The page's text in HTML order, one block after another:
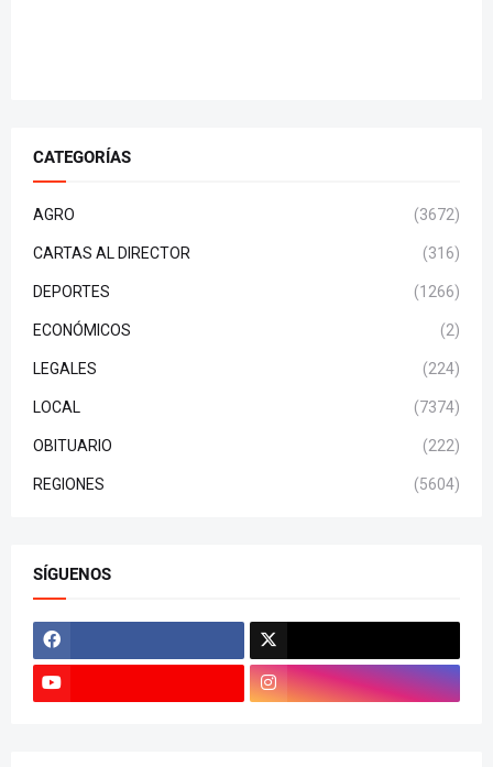
CATEGORÍAS
AGRO (3672)
CARTAS AL DIRECTOR (316)
DEPORTES (1266)
ECONÓMICOS (2)
LEGALES (224)
LOCAL (7374)
OBITUARIO (222)
REGIONES (5604)
SÍGUENOS